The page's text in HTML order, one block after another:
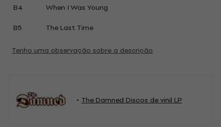
B4
When I Was Young
B5
The Last Time
Tenho uma observação sobre a descrição
The Damned Discos de vinil LP